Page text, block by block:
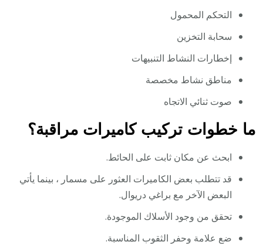
التحكم المحمول
سحابة التخزين
إخطارات النشاط التنبيهات
مناطق نشاط مخصصة
صوت ثنائي الاتجاه
ما خطوات تركيب كاميرات مراقبة؟
ابحث عن مكان ثابت على الحائط.
قد تتطلب بعض الكاميرات العثور على مسمار ، بينما يأتي
البعض الآخر مع براغي دريوال.
تحقق من وجود الأسلاك الموجودة.
ضع علامة وحفر الثقوب المناسبة.